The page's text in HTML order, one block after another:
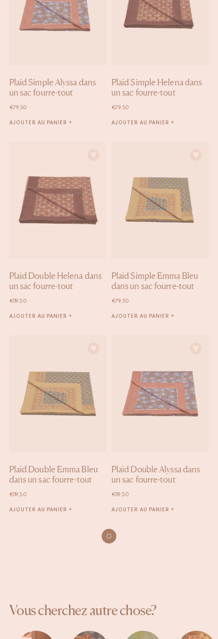
Plaid Simple Alyssa dans
un sac fourre-tout
€79,50
AJOUTER AU PANIER +
Plaid Simple Helena dans
un sac fourre-tout
€79,50
AJOUTER AU PANIER +
Plaid Double Helena dans
un sac fourre-tout
€ 119,50
AJOUTER AU PANIER +
Plaid Simple Emma Bleu
dans un sac fourre-tout
€79,50
AJOUTER AU PANIER +
Plaid Double Emma Bleu
dans un sac fourre-tout
€ 119,50
AJOUTER AU PANIER +
Plaid Double Alyssa dans
un sac fourre-tout
€ 119,50
AJOUTER AU PANIER +
Vous cherchez autre chose?